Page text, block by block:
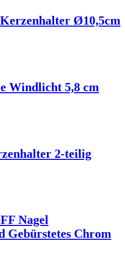
Ø10,5cm
Windlicht 5,8 cm
2-teilig
Nagel
Gebürstetes Chrom